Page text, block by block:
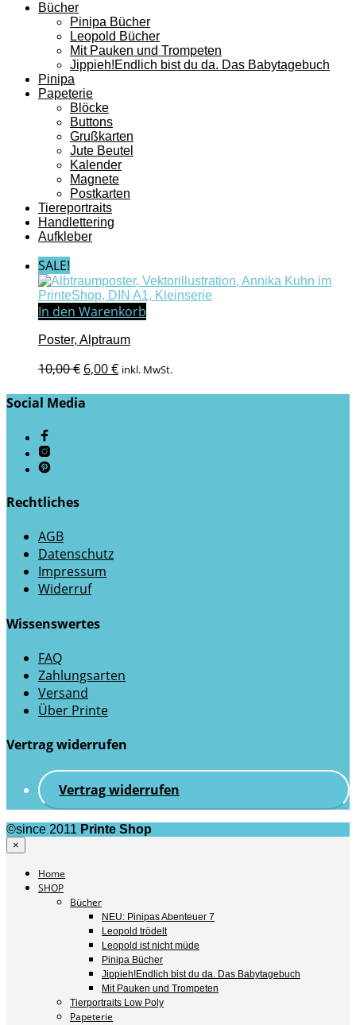
Bücher
Pinipa Bücher
Leopold Bücher
Mit Pauken und Trompeten
Jippieh!Endlich bist du da. Das Babytagebuch
Pinipa
Papeterie
Blöcke
Buttons
Grußkarten
Jute Beutel
Kalender
Magnete
Postkarten
Tiereportraits
Handlettering
Aufkleber
SALE!
In den Warenkorb
Poster, Alptraum
10,00€ Ursprünglicher
war:
6,00€Aktueller
inkl. MwSt.
Social Media
Rechtliches
AGB
Datenschutz
Impressum
Widerruf
Wissenswertes
FAQ
Zahlungsarten
Versand
Über Printe
Vertrag widerrufen
Vertrag widerrufen
©since 2011 Printe Shop
×
Home
SHOP
Bücher
NEU: Pinipas Abenteuer 7
Leopold trödelt
Leopold ist nicht müde
Pinipa Bücher
Jippieh!Endlich bist du da. Das Babytagebuch
Mit Pauken und Trompeten
Tierportraits Low Poly
Papeterie